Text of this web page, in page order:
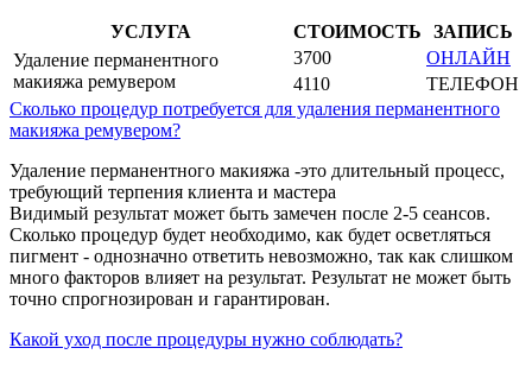
УСЛУГА СТОИМОСТЬ
ЗАПИСЬ
Удаление перманентного
макияжа ремувером
3700
ОНЛАЙН
4110
ТЕЛЕФОН
Сколько процедур потребуется для удаления перманентного
макияжа ремувером?
Удаление перманентного макияжа -это длительный процесс,
требующий терпения клиента и мастера
Видимый результат может быть замечен после 2-5 сеансов.
Сколько процедур будет необходимо, как будет осветляться
пигмент - однозначно ответить невозможно, так как слишком
много факторов влияет на результат. Результат не может быть
точно спрогнозирован и гарантирован.
Какой уход после процедуры нужно соблюдать?